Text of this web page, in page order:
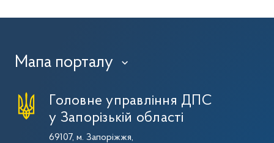
Мапа порталу ›
Головне управління ДПС
у Запорізькій області
69107, м. Запоріжжя,